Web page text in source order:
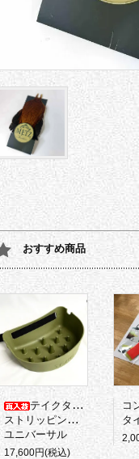
おすすめ商品
テイクタックル
ストリッピングバスケット
ユニバーサル
17,600円(税込)
コ
タ